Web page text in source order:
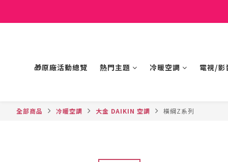
🎁原廠活動總覽 熱門主題 冷暖空調 電視/影
全部商品 冷暖空調 大金 DAIKIN 空調 橫綱Z系列